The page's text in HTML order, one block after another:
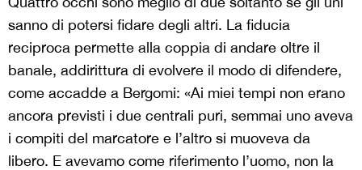
sanno di potersi fidare degli altri. La fiducia
reciproca permette alla coppia di andare oltre il
banale, addirittura di evolvere il modo di difendere,
come accadde a Bergomi: «Ai miei tempi non erano
ancora previsti i due centrali puri, semmai uno aveva
i compiti del marcatore e l’altro si muoveva da
libero. E avevamo come riferimento l’uomo, non la